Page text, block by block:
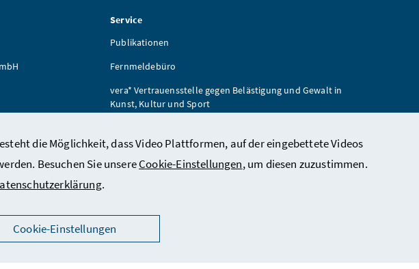
die Möglichkeit, dass Video Plattformen, auf der eingebettete Videos
Besuchen Sie unsereCookie-Einstellungen, um diesen zuzustimmen.
.
Cookie-Einstellungen
Service
Publikationen
Fernmeldebüro
vera* Vertrauensstelle gegen Belästigung und Gewalt in
Kunst, Kultur und Sport